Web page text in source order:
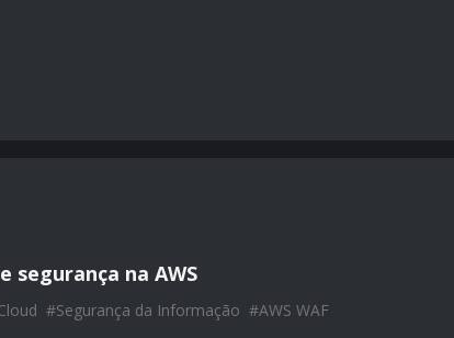
segurança na AWS
#Segurança da Informação #AWS WAF